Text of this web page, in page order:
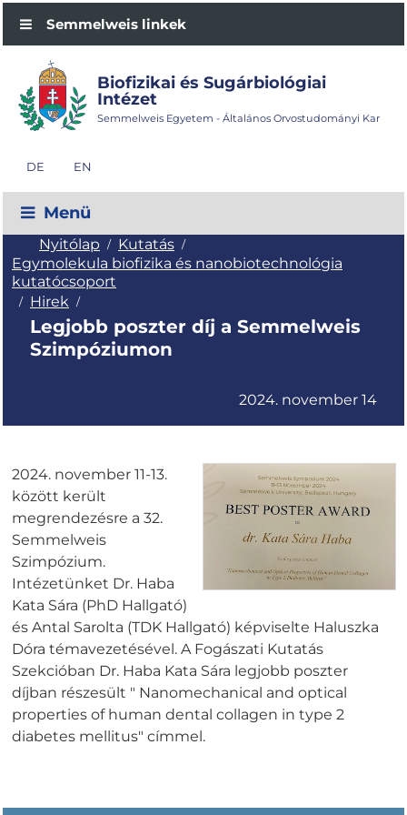
Semmelweis linkek
Biofizikai és Sugárbiológiai
Intézet
Semmelweis Egyetem - Általános Orvostudományi Kar
DE EN
Menü
Nyitólap / Kutatás /
Egymolekula biofizika és nanobiotechnológia
kutatócsoport
/ Hirek /
Legjobb poszter díj a Semmelweis
Szimpóziumon
2024. november 14
2024. november 11-13.
között került
megrendezésre a 32.
Semmelweis
Szimpózium.
Intézetünket Dr. Haba
Kata Sára (PhD Hallgató)
és Antal Sarolta (TDK Hallgató) képviselte Haluszka
Dóra témavezetésével. A Fogászati Kutatás
Szekcióban Dr. Haba Kata Sára legjobb poszter
díjban részesült " Nanomechanical and optical
properties of human dental collagen in type 2
diabetes mellitus" címmel.